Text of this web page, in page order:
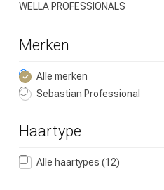
WELLA PROFESSIONALS
Merken
Alle merken
Sebastian Professional
Haartype
Alle haartypes (12)